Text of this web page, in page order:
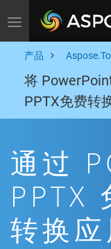
Toggle navigation
产品
将
PPTX免费转
通过
PPTX
转换